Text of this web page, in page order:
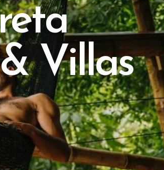
Villas